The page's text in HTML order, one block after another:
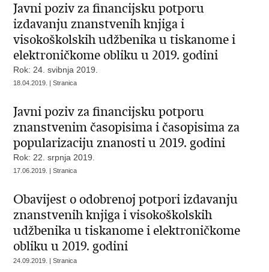
Javni poziv za financijsku potporu
izdavanju znanstvenih knjiga i
visokoškolskih udžbenika u tiskanome i
elektroničkome obliku u 2019. godini
Rok: 24. svibnja 2019.
18.04.2019. | Stranica
Javni poziv za financijsku potporu
znanstvenim časopisima i časopisima za
popularizaciju znanosti u 2019. godini
Rok: 22. srpnja 2019.
17.06.2019. | Stranica
Obavijest o odobrenoj potpori izdavanju
znanstvenih knjiga i visokoškolskih
udžbenika u tiskanome i elektroničkome
obliku u 2019. godini
24.09.2019. | Stranica